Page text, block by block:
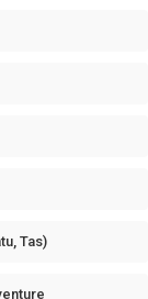
Tas)